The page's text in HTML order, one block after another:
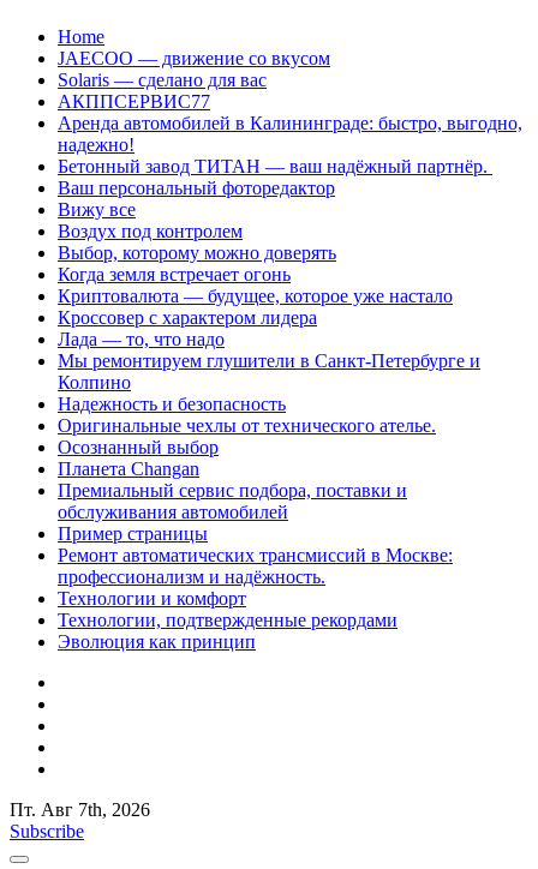
Перейти
содержанию
Home
JAECOO — движение со вкусом
Solaris — сделано для вас
АКППСЕРВИС77
Аренда автомобилей в Калининграде: быстро, выгодно,
надежно!
Бетонный завод ТИТАН — ваш надёжный партнёр.
Ваш персональный фоторедактор
Вижу все
Воздух под контролем
Выбор, которому можно доверять
Когда земля встречает огонь
Криптовалюта — будущее, которое уже настало
Кроссовер с характером лидера
Лада — то, что надо
Мы ремонтируем глушители в Санкт-Петербурге и
Колпино
Надежность и безопасность
Оригинальные чехлы от технического ателье.
Осознанный выбор
Планета Changan
Премиальный сервис подбора, поставки и
обслуживания автомобилей
Пример страницы
Ремонт автоматических трансмиссий в Москве:
профессионализм и надёжность.
Технологии и комфорт
Технологии, подтвержденные рекордами
Эволюция как принцип
Пт. Авг 7th, 2026
Subscribe